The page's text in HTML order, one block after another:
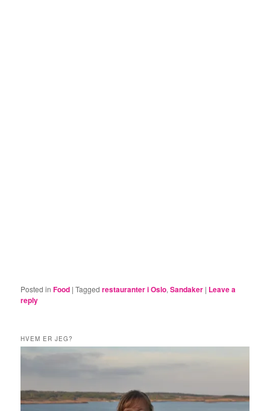
Posted in Food |Tagged restauranter i Oslo,Sandaker | Leave a
reply
HVEM ER JEG?